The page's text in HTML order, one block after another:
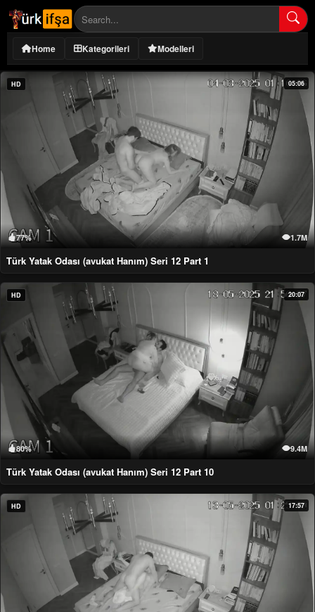
Home Kategorileri Modelleri
HD 05:06
77% 1.7M
Türk Yatak Odası (avukat Hanım) Seri 12 Part 1
HD 20:07
80% 9.4M
Türk Yatak Odası (avukat Hanım) Seri 12 Part 10
HD 17:57